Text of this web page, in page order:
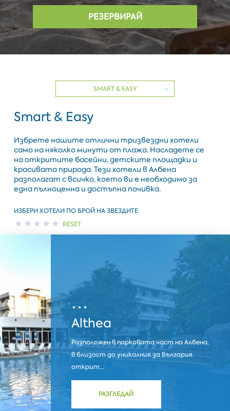
РЕЗЕРВИРАЙ
SMART & EASY
Smart & Easy
Избрете нашите отлични тризвездни хотели
само на няколко минути от плажа. Насладете се
на откритите басейни, детските площадки и
красивата природа. Тези хотели в Албена
разполагат с всичко, което ви е необходимо за
една пълноценна и достъпна почивка.
ИЗБЕРИ ХОТЕЛИ ПО БРОЙ НА ЗВЕЗДИТЕ
RESET
Althea
Разположен в парковата част на Албенa,
в близост до уникалния за България
открит...
РАЗГЛЕДАЙ